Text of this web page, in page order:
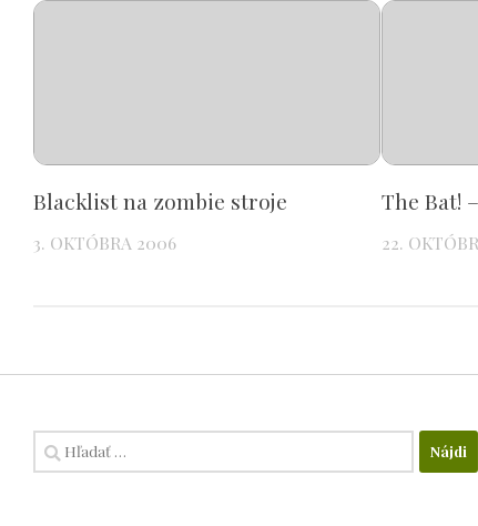
Blacklist na zombie stroje
3. OKTÓBRA 2006
The Bat!
22.
Hľadať: